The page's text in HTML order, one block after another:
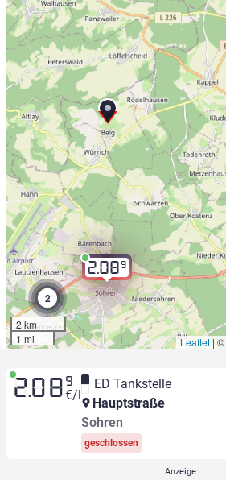
2.089
2
2 km
1 mi
Leaflet | ©
2.08 9
€/l
ED Tankstelle
Hauptstraße
Sohren
geschlossen